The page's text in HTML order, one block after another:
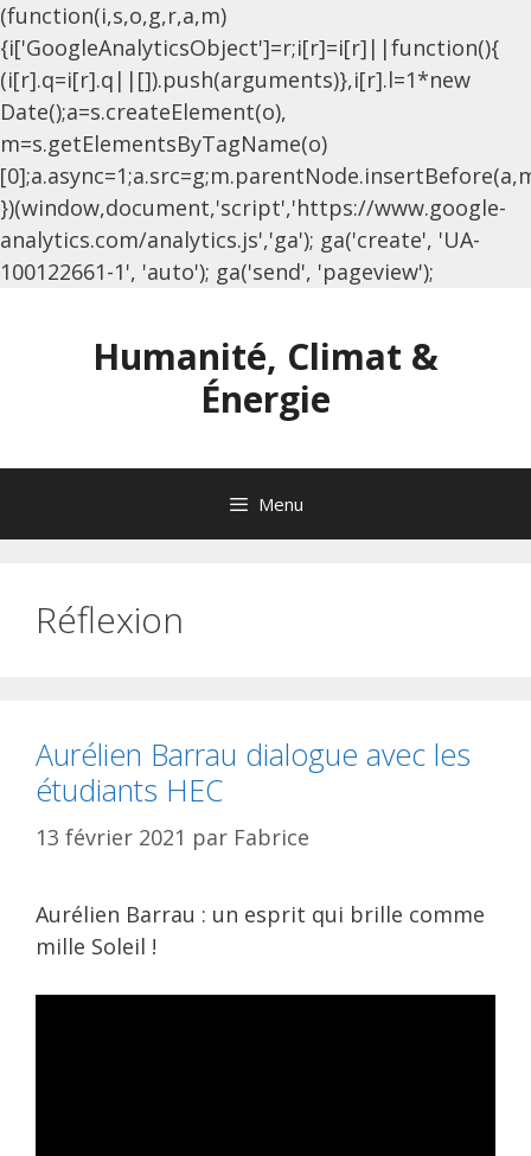
(function(i,s,o,g,r,a,m)
{i['GoogleAnalyticsObject']=r;i[r]=i[r]||function(){
(i[r].q=i[r].q||[]).push(arguments)},i[r].l=1*new
Date();a=s.createElement(o),
m=s.getElementsByTagName(o)
})(window,document,'script','https://www.google-
analytics.com/analytics.js','ga'); ga('create', 'UA-
100122661-1', 'auto'); ga('send', 'pageview');
Humanité, Climat &
Énergie
Menu
Réflexion
Aurélien Barrau dialogue avec les
étudiants HEC
13 février 2021 par Fabrice
Aurélien Barrau : un esprit qui brille comme
mille Soleil !